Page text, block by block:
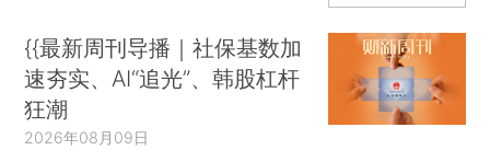
构建了一个将威廉姆森的见解与能力理论
（capabilities approach）相结合的框架，用来解
决一些重大问题，例如：我们应该如何理解高科技
公司竞争优势的本质？它们的商业组织/行为是否符
{{最新周刊导播｜社保基数加
速夯实、AI“追光”、韩股杠杆
狂潮
2026年08月09日